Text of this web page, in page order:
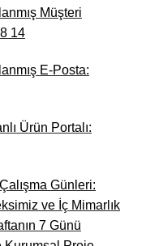
Müşteri
14
E-Posta:
Ürün Portalı:
Günleri:
ve İç Mimarlık
7 Günü